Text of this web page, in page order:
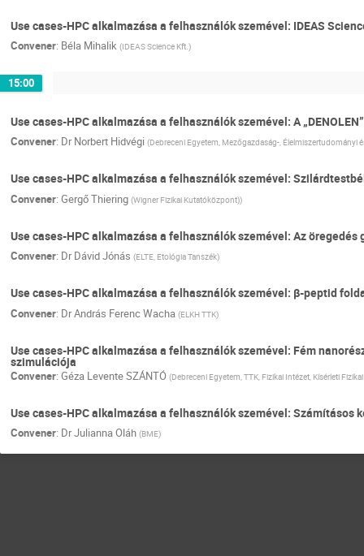
Use cases-HPC alkalmazása a felhasználók szemével: IDEAS
Convener: Béla Mihalik (IDEAS Science Kft.)
15:00
Use cases-HPC alkalmazása a felhasználók szemével: A
Convener: Dr Norbert Hidvégi (Debreceni Egyetem, Mezőgazdaság-, Élelmiszertudományi
Use cases-HPC alkalmazása a felhasználók szemével:
Convener: Gergő Thiering (Wigner Fizikai Kutatóközpont))
Use cases-HPC alkalmazása a felhasználók szemével: Az
Convener: Dr Dávid Jónás (ELTE, Etológia Tanszék)
Use cases-HPC alkalmazása a felhasználók szemével: β-peptid
Convener: DrAndrás Ferenc Wacha (ELKH TTK)
Use cases-HPC alkalmazása a felhasználók szemével: Fém
szimulációja
Convener: Géza Levente SZÁNTÓ (Debreceni Egyetem, TTK, Fizikai Intézet, Kísérleti
Use cases-HPC alkalmazása a felhasználók szemével:
Convener: DrJulianna Oláh (BME)